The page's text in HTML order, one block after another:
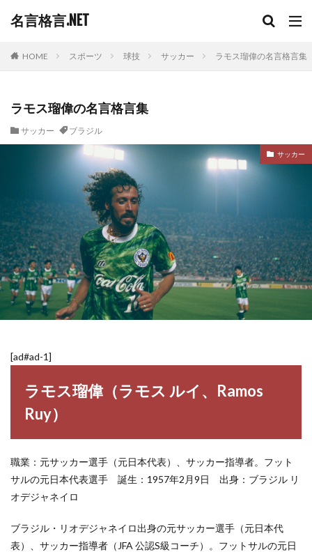
名言格言.NET
HOME スポーツ 球技 サッカー ラモス瑠偉の名言格言集
ラモス瑠偉の名言格言集
サッカー ブラジル
サッカー
[ad#ad-1]
ラモス瑠偉（ラモス ルイ、Ramos
Ruy）
職業：元サッカー選手（元日本代表）、サッカー指導者。フット
サルの元日本代表選手 誕生：1957年2月9日 出身：ブラジル リ
オデジャネイロ
ブラジル・リオデジャネイロ出身の元サッカー選手（元日本代
表）、サッカー指導者（JFA 公認S級コーチ）。フットサルの元日